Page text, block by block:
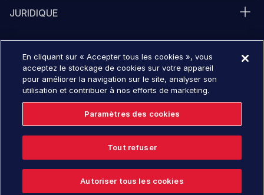
JURIDIQUE
Converge 2026 16 novembre - 19, 2026
S’inscrire maintenant
Anglais
En cliquant sur « Accepter tous les cookies », vous
acceptez le stockage de cookies sur votre appareil
pour améliorer la navigation sur le site, analyser son
utilisation et contribuer à nos efforts de marketing.
Paramètres des cookies
Tout refuser
Autoriser tous les cookies